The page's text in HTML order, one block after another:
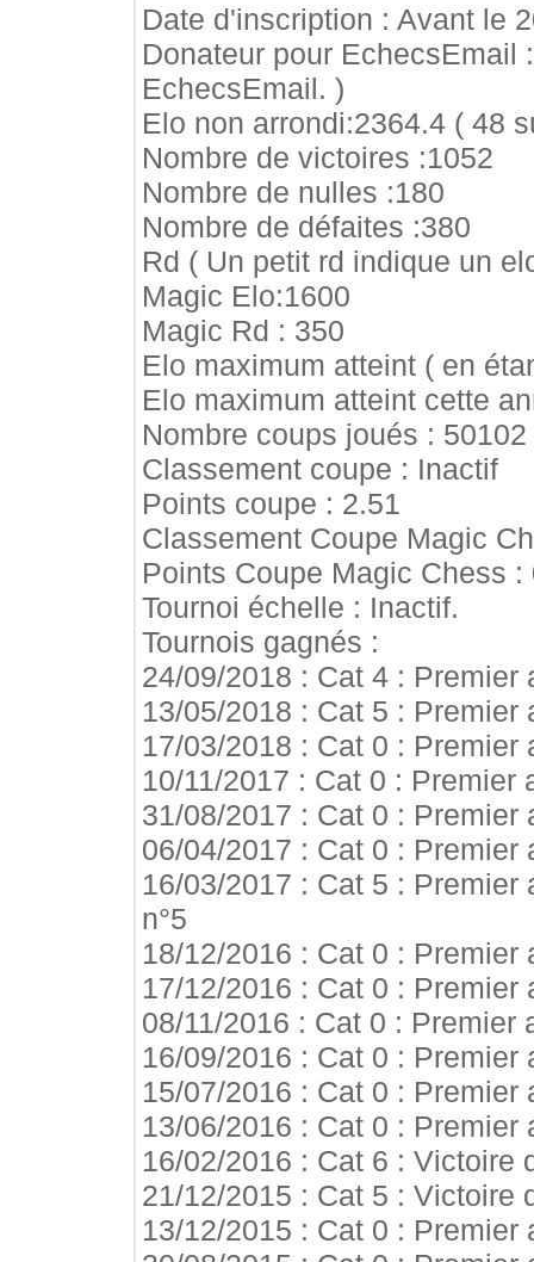
Date d'inscription : Avant le
Donateur pour EchecsEmail
EchecsEmail. )
Elo non arrondi:2364.4 ( 48
Nombre de victoires :1052
Nombre de nulles :180
Nombre de défaites :380
Rd ( Un petit rd indique un
Magic Elo:1600
Magic Rd : 350
Elo maximum atteint ( en
Elo maximum atteint cette
Nombre coups joués : 50102
Classement coupe : Inactif
Points coupe : 2.51
Classement Coupe Magic
Points Coupe Magic Chess :
Tournoi échelle : Inactif.
Tournois gagnés :
24/09/2018 : Cat 4 : Premier
13/05/2018 : Cat 5 : Premier
17/03/2018 : Cat 0 : Premier
10/11/2017 : Cat 0 : Premier
31/08/2017 : Cat 0 : Premier
06/04/2017 : Cat 0 : Premier
16/03/2017 : Cat 5 :
n°5
18/12/2016 : Cat 0 : Premier
17/12/2016 : Cat 0 : Premier
08/11/2016 : Cat 0 : Premier
16/09/2016 : Cat 0 : Premier
15/07/2016 : Cat 0 : Premier
13/06/2016 : Cat 0 : Premier
16/02/2016 : Cat 6 : Victoire
21/12/2015 : Cat 5 : Victoire
13/12/2015 : Cat 0 : Premier